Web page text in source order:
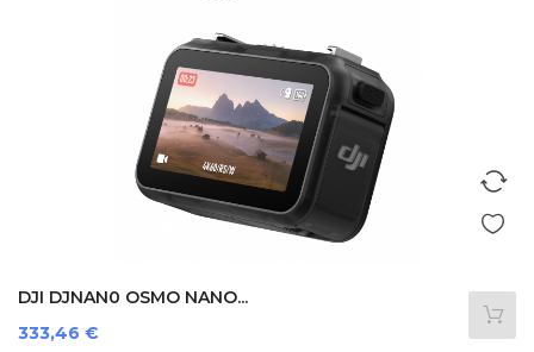
DJI DJNAN0 OSMO NANO...
Prezzo
333,46 €